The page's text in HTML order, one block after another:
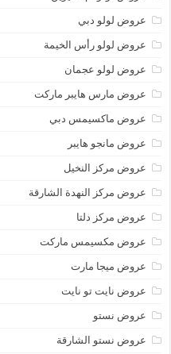
عروض لولو دبي
عروض لولو رأس الخيمة
عروض لولو عجمان
عروض مارس هايبر ماركت
عروض ماكسيمس دبي
عروض مانجو هايبر
عروض مركز النخيل
عروض مركز النهدة الشارقة
عروض مركز دلتا
عروض مكسيمس ماركت
عروض ميجا مارت
عروض نايت تو نايت
عروض نستو
عروض نستو الشارقة